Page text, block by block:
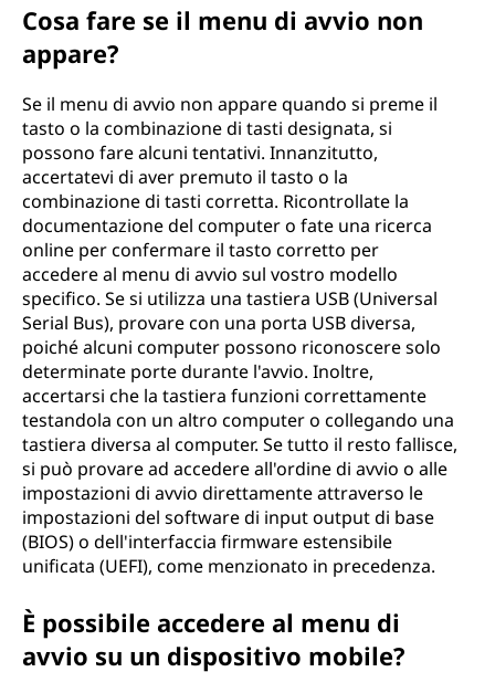
Cosa fare se il menu di avvio non
appare?
Se il menu di avvio non appare quando si preme il
tasto o la combinazione di tasti designata, si
possono fare alcuni tentativi. Innanzitutto,
accertatevi di aver premuto il tasto o la
combinazione di tasti corretta. Ricontrollate la
documentazione del computer o fate una ricerca
online per confermare il tasto corretto per
accedere al menu di avvio sul vostro modello
specifico. Se si utilizza una tastiera USB (Universal
Serial Bus), provare con una porta USB diversa,
poiché alcuni computer possono riconoscere solo
determinate porte durante l'avvio. Inoltre,
accertarsi che la tastiera funzioni correttamente
testandola con un altro computer o collegando una
tastiera diversa al computer. Se tutto il resto fallisce,
si può provare ad accedere all'ordine di avvio o alle
impostazioni di avvio direttamente attraverso le
impostazioni del software di input output di base
(BIOS) o dell'interfaccia firmware estensibile
unificata (UEFI), come menzionato in precedenza.
È possibile accedere al menu di
avvio su un dispositivo mobile?